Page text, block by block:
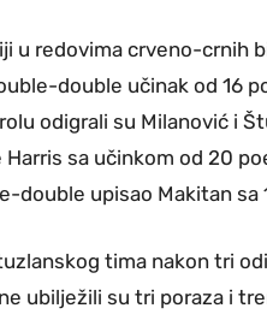
u redovima crveno-crnih
double učinak od 16
odigrali su Milanović i
Harris sa učinkom od 20
double upisao Makitan sa
tima nakon tri
ubilježili su tri poraza i